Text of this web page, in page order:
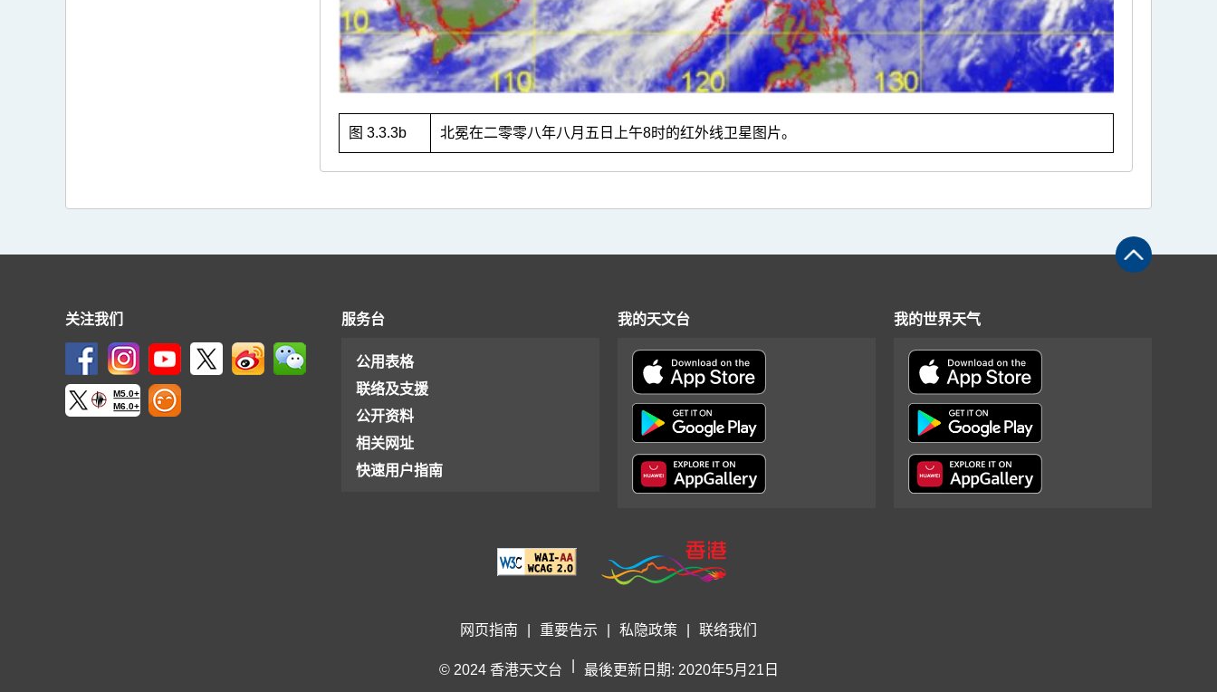
图 3.3.3b 北冕在二零零八年八月五日上午8时的红外线卫星图片。
关注我们
M5.0+
M6.0+
服务台
公用表格
联络及支援
公开资料
相关网址
快速用户指南
我的天文台 我的世界天气
网页指南 重要告示 私隐政策 联络我们
© 2024 香港天文台 最後更新日期: 2020年5月21日